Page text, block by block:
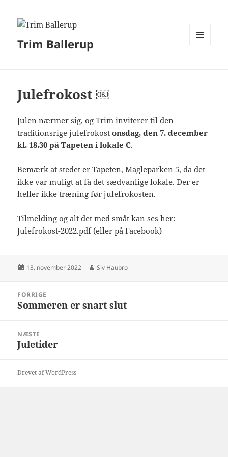
Trim Ballerup
Julefrokost ￼
Julen nærmer sig, og Trim inviterer til den
traditionsrige julefrokostonsdag, den 7. december
kl. 18.30 på Tapeten i lokale C.
Bemærk at stedet er Tapeten, Magleparken 5, da det
ikke var muligt at få det sædvanlige lokale. Der er
heller ikke træning før julefrokosten.
Tilmelding og alt det med småt kan ses her:
Julefrokost-2022.pdf(eller på Facebook)
Udgivet
13. november 2022 Forfatter
Siv Haubro
FORRIGE
Forrige
Sommeren er snart slut
NÆSTE
Næste
Juletider
Drevet af WordPress